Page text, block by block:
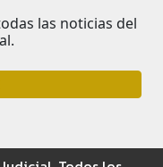
las noticias del